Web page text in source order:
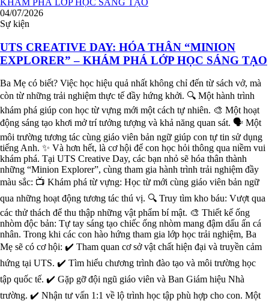
04/07/2026
Sự kiện
UTS CREATIVE DAY: HÓA THÂN “MINION
EXPLORER” – KHÁM PHÁ LỚP HỌC SÁNG TẠO
Ba Mẹ có biết? Việc học hiệu quả nhất không chỉ đến từ sách vở, mà
còn từ những trải nghiệm thực tế đầy hứng khởi. 🔍 Một hành trình
khám phá giúp con học từ vựng mới một cách tự nhiên. 🎨 Một hoạt
động sáng tạo khơi mở trí tưởng tượng và khả năng quan sát. 🗣️ Một
môi trường tương tác cùng giáo viên bản ngữ giúp con tự tin sử dụng
tiếng Anh. ✨ Và hơn hết, là cơ hội để con học hỏi thông qua niềm vui
khám phá. Tại UTS Creative Day, các bạn nhỏ sẽ hóa thân thành
những “Minion Explorer”, cùng tham gia hành trình trải nghiệm đầy
màu sắc: 📺 Khám phá từ vựng: Học từ mới cùng giáo viên bản ngữ
qua những hoạt động tương tác thú vị. 🔍 Truy tìm kho báu: Vượt qua
các thử thách để thu thập những vật phẩm bí mật. 🎨 Thiết kế ống
nhòm độc bản: Tự tay sáng tạo chiếc ống nhòm mang đậm dấu ấn cá
nhân. Trong khi các con hào hứng tham gia lớp học trải nghiệm, Ba
Mẹ sẽ có cơ hội: ✔️ Tham quan cơ sở vật chất hiện đại và truyền cảm
hứng tại UTS. ✔️ Tìm hiểu chương trình đào tạo và môi trường học
tập quốc tế. ✔️ Gặp gỡ đội ngũ giáo viên và Ban Giám hiệu Nhà
trường. ✔️ Nhận tư vấn 1:1 về lộ trình học tập phù hợp cho con. Một